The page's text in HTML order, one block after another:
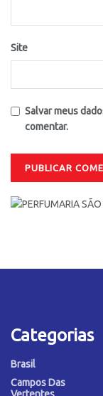
Site
Salvar meus
comentar.
Categorias
Brasil
Campos Das